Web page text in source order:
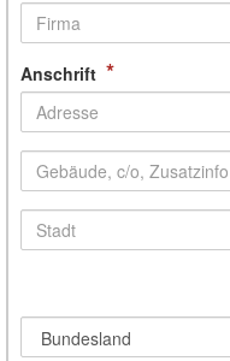
Anschrift *